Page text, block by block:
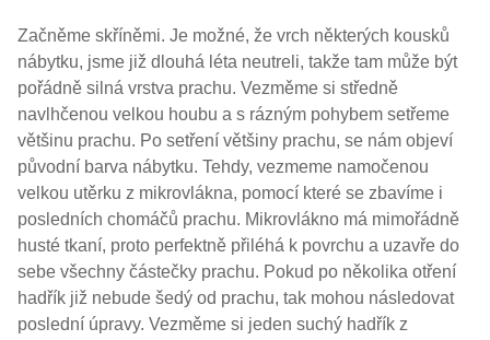
Začněme skříněmi. Je možné, že vrch některých kousků
nábytku, jsme již dlouhá léta neutreli, takže tam může být
pořádně silná vrstva prachu. Vezměme si středně
navlhčenou velkou houbu a s rázným pohybem setřeme
většinu prachu. Po setření většiny prachu, se nám objeví
původní barva nábytku. Tehdy, vezmeme namočenou
velkou utěrku z mikrovlákna, pomocí které se zbavíme i
posledních chomáčů prachu. Mikrovlákno má mimořádně
husté tkaní, proto perfektně přiléhá k povrchu a uzavře do
sebe všechny částečky prachu. Pokud po několika otření
hadřík již nebude šedý od prachu, tak mohou následovat
poslední úpravy. Vezměme si jeden suchý hadřík z